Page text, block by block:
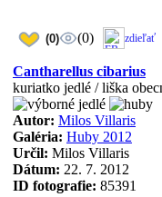
(0) (0) zdieľať
Cantharellus cibarius
kuriatko jedlé / liška
Autor: Milos Villaris
Galéria: Huby 2012
Určil: Milos Villaris
Dátum: 22. 7. 2012
ID fotografie: 85391